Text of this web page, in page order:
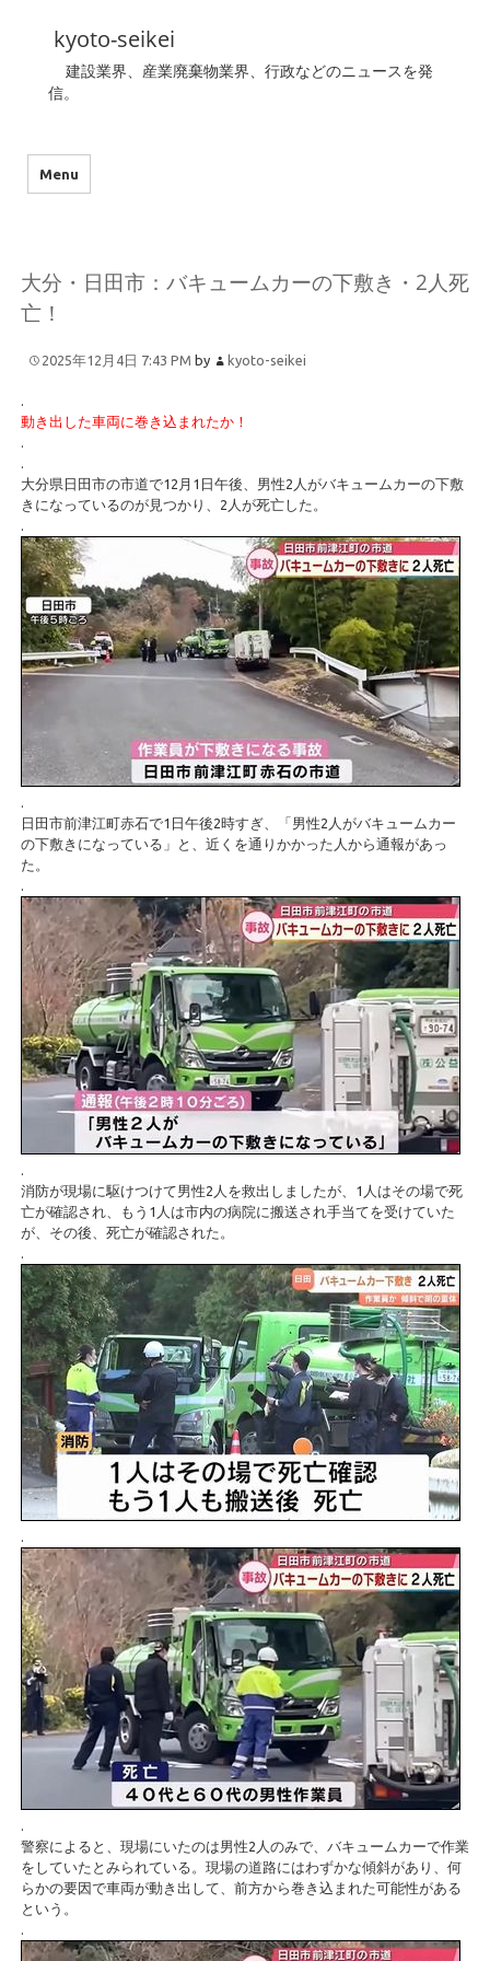
kyoto-seikei
建設業界、産業廃棄物業界、行政などのニュースを発
信。
Menu
大分・日田市：バキュームカーの下敷き・2人死
亡！
2025年12月4日 7:43 PM by kyoto-seikei
.
動き出した車両に巻き込まれたか！
.
.
大分県日田市の市道で12月1日午後、男性2人がバキュームカーの下敷
きになっているのが見つかり、2人が死亡した。
.
.
日田市前津江町赤石で1日午後2時すぎ、「男性2人がバキュームカー
の下敷きになっている」と、近くを通りかかった人から通報があっ
た。
.
.
消防が現場に駆けつけて男性2人を救出しましたが、1人はその場で死
亡が確認され、もう1人は市内の病院に搬送され手当てを受けていた
が、その後、死亡が確認された。
.
.
.
警察によると、現場にいたのは男性2人のみで、バキュームカーで作業
をしていたとみられている。現場の道路にはわずかな傾斜があり、何
らかの要因で車両が動き出して、前方から巻き込まれた可能性がある
という。
.